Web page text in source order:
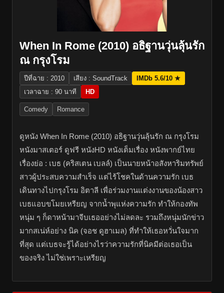
When In Rome (2010) อธิฐานวุ่นลุ้นรัก
ณ กรุงโรม
ปีที่ฉาย : 2010 เสียง : SoundTrack
IMDb 5.6/10 ★
เวลาฉาย : 90 นาที
HD
Comedy Romance
ดูหนัง When In Rome (2010) อธิฐานวุ่นลุ้นรัก ณ กรุงโรม
หนังมาสเตอร์ ดูฟรี หนังHD หนังเต็มเรื่อง หนังพากย์ไทย
เรื่องย่อ : เบธ (คริสเตน เบลล์) เป็นนายหน้าอสังหาริมทรัพย์
สาวผู้ประสบความสำเร็จ แต่ไร้โชคในด้านความรัก เบธ
เดินทางไปกรุงโรม อิตาลี เพื่อร่วมงานแต่งงานของน้องสาว
เบธแอบขโมยเหรียญ จากน้ำพุแห่งความรัก ทำให้กองทัพ
หนุ่ม ๆ ก็ดาหน้ามาจีบเธออย่างไม่ลดละ รวมถึงหนุ่มนักข่าว
มากสเน่ห์อย่าง นิค (จอช ดูฮาเมล) ที่ทำให้เธอหวั่นใจมาก
ที่สุด แต่เบธจะรู้ได้อย่างไรว่าความรักที่นิคมีต่อเธอเป็น
ของจริง ไม่ใช่เพราะเหรียญ